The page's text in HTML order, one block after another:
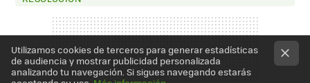
Utilizamos cookies de terceros para generar estadísticas
de audiencia y mostrar publicidad personalizada
analizando tu navegación. Si sigues navegando estarás